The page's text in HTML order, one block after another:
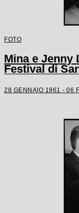
FOTO
Mina e Jenny
Festival di
28 GENNAIO 1961 - 06